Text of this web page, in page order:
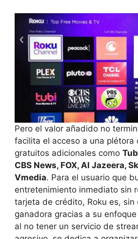
Pero el valor añadido no
facilita el acceso a una plétora
gratuitos adicionales como
CBS News, FOX, Al Jazeera,
Vmedia. Para el usuario que
entretenimiento inmediato sin
tarjeta de crédito, Roku es, sin
ganadora gracias a su
al no tener un servicio de